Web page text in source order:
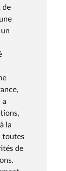
de
a
la
toutes
de